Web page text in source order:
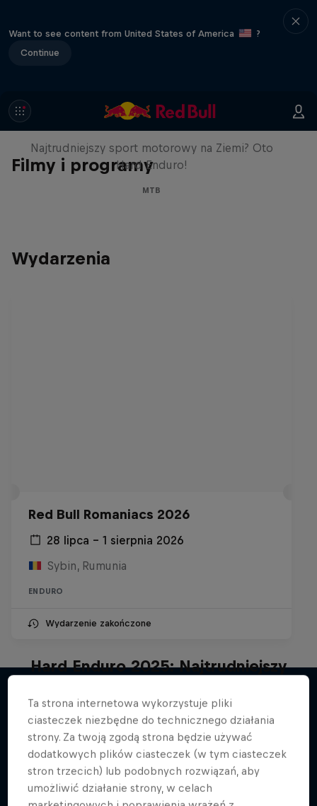
Want to see content from United States of America
?
Continue
Filmy i programy
Hard Enduro 2025:
Najtrudniejszy sezon w historii?
Najtrudniejszy sport motorowy na Ziemi? Oto
Hard Enduro!
MTB
Wydarzenia
Red Bull Romaniacs 2026
28 lipca – 1 sierpnia 2026
Sybin, Rumunia
ENDURO
Wydarzenie zakończone
Więcej podobnych
Hard Enduro 2025: Najtrudniejszy
Najtrudniejszy sport motorowy na Ziemi? Oto
Hard Enduro!
MTB
Ta strona internetowa wykorzystuje pliki
ciasteczek niezbędne do technicznego działania
strony. Za twoją zgodą strona będzie używać
dodatkowych plików ciasteczek (w tym ciasteczek
stron trzecich) lub podobnych rozwiązań, aby
umożliwić działanie strony, w celach